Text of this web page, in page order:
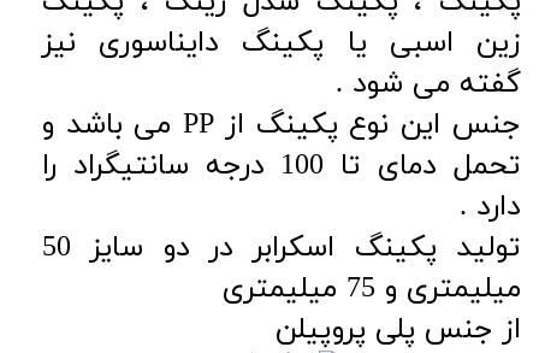
زین اسبی یا پکینگ دایناسوری نیز
گفته می شود .
جنس این نوع پکینگ از PP می باشد و
تحمل دمای تا 100 درجه سانتیگراد را
دارد .
تولید پکینگ اسکرابر در دو سایز 50
میلیمتری و 75 میلیمتری
از جنس پلی پروپیلن